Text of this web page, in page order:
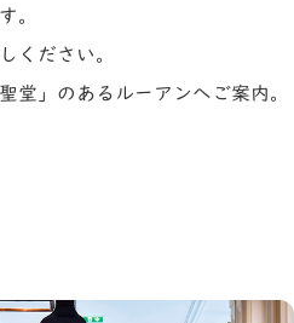
。
ください。
」のあるルーアンへご案内。